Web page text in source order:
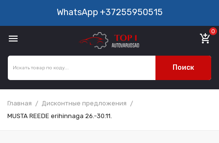
WhatsApp +37255950515
 add_shopping_cart
0
Поиск
Главная
Дисконтные предложения
MUSTA REEDE erihinnaga 26.-30.11.